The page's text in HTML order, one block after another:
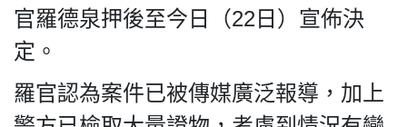
私
隱
政
官羅德泉押後至今日（22日）宣佈決
定。
羅官認為案件已被傳媒廣泛報導，加上